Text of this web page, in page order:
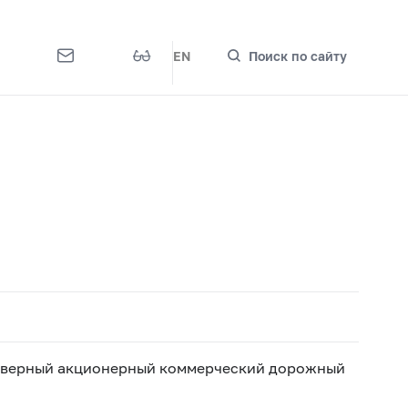
EN Поиск по сайту
акционерный коммерческий дорожный